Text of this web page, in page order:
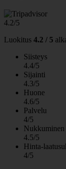
4.2/5
Luokitus 4.2 / 5
Siisteys
4.4/5
Sijainti
4.3/5
Huone
4.6/5
Palvelu
4/5
Nukkuminen
4.5/5
Hinta-
4/5